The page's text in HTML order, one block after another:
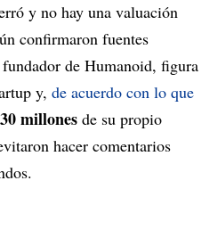
y no hay una valuación
confirmaron fuentes
de Humanoid, figura
y, de acuerdo con lo que
millones de su propio
hacer comentarios